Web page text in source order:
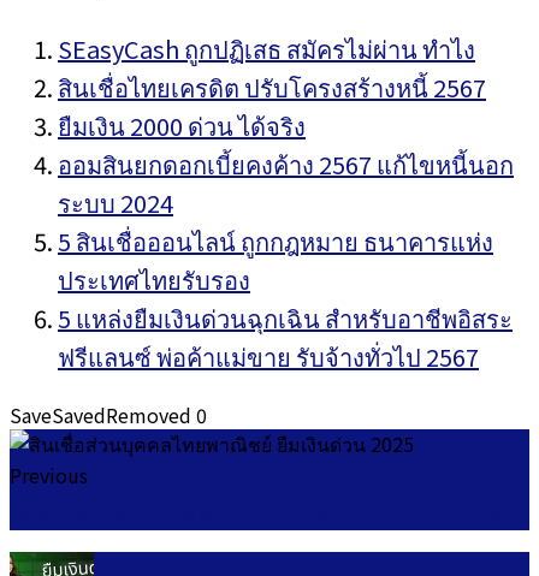
SEasyCash ถูกปฏิเสธ สมัครไม่ผ่าน ทำไง
สินเชื่อไทยเครดิต ปรับโครงสร้างหนี้ 2567
ยืมเงิน 2000 ด่วน ได้จริง
ออมสินยกดอกเบี้ยคงค้าง 2567 แก้ไขหนี้นอก
ระบบ 2024
5 สินเชื่อออนไลน์ ถูกกฎหมาย ธนาคารแห่ง
ประเทศไทยรับรอง
5 แหล่งยืมเงินด่วนฉุกเฉิน สำหรับอาชีพอิสระ
ฟรีแลนซ์ พ่อค้าแม่ขาย รับจ้างทั่วไป 2567
SaveSavedRemoved 0
Previous